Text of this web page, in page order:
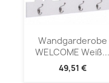
Wandgarderobe
WELCOME Weiß...
49,51 €